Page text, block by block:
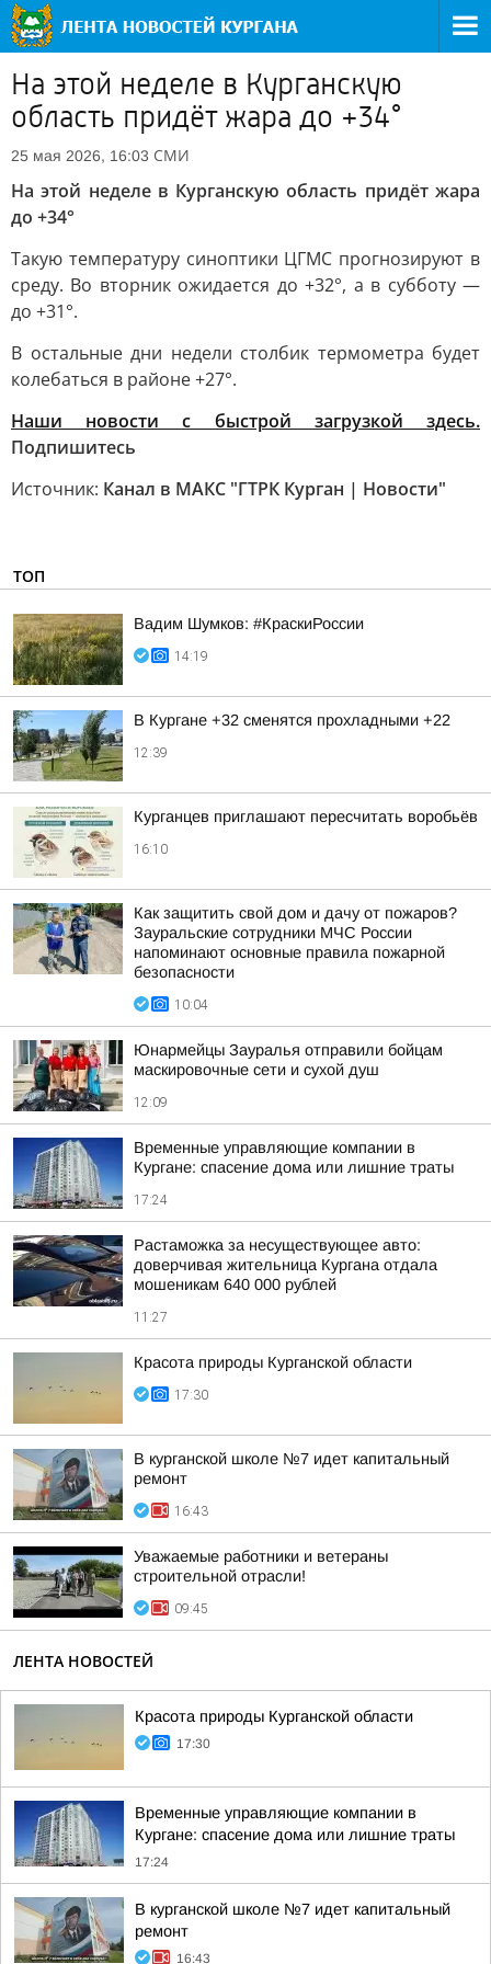
На этой неделе в Курганскую
область придёт жара до +34°
25 мая 2026, 16:03 СМИ
На этой неделе в Курганскую область придёт жара
до +34°
Такую температуру синоптики ЦГМС прогнозируют в
среду. Во вторник ожидается до +32°, а в субботу —
до +31°.
В остальные дни недели столбик термометра будет
колебаться в районе +27°.
Наши новости с быстрой загрузкой здесь.
Подпишитесь
Источник: Канал в МАКС "ГТРК Курган | Новости"
ТОП
Вадим Шумков: #КраскиРоссии
14:19
В Кургане +32 сменятся прохладными +22
12:39
Курганцев приглашают пересчитать воробьёв
16:10
Как защитить свой дом и дачу от пожаров?
Зауральские сотрудники МЧС России
напоминают основные правила пожарной
безопасности
10:04
Юнармейцы Зауралья отправили бойцам
маскировочные сети и сухой душ
12:09
Временные управляющие компании в
Кургане: спасение дома или лишние траты
17:24
Растаможка за несуществующее авто:
доверчивая жительница Кургана отдала
мошеникам 640 000 рублей
11:27
Красота природы Курганской области
17:30
В курганской школе №7 идет капитальный
ремонт
16:43
Уважаемые работники и ветераны
строительной отрасли!
09:45
ЛЕНТА НОВОСТЕЙ
Красота природы Курганской области
17:30
Временные управляющие компании в
Кургане: спасение дома или лишние траты
17:24
В курганской школе №7 идет капитальный
ремонт
16:43